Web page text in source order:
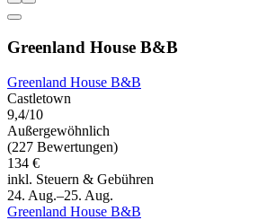
Greenland House B&B
Greenland House B&B
Castletown
9,4/10
Außergewöhnlich
(227 Bewertungen)
134 €
inkl. Steuern & Gebühren
24. Aug.–25. Aug.
Greenland House B&B